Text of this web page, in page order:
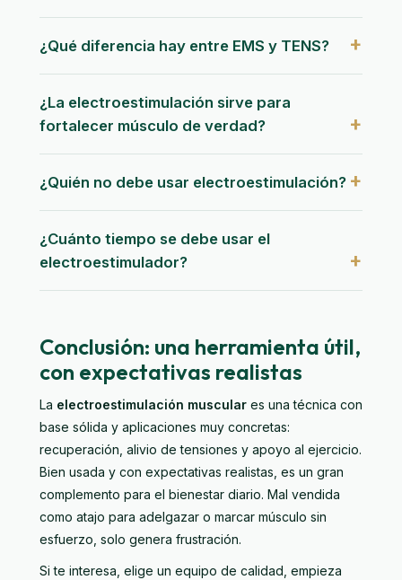
¿Qué diferencia hay entre EMS y TENS?
¿La electroestimulación sirve para
fortalecer músculo de verdad?
¿Quién no debe usar electroestimulación?
¿Cuánto tiempo se debe usar el
electroestimulador?
Conclusión: una herramienta útil,
con expectativas realistas
La electroestimulación muscular es una técnica con
base sólida y aplicaciones muy concretas:
recuperación, alivio de tensiones y apoyo al ejercicio.
Bien usada y con expectativas realistas, es un gran
complemento para el bienestar diario. Mal vendida
como atajo para adelgazar o marcar músculo sin
esfuerzo, solo genera frustración.
Si te interesa, elige un equipo de calidad, empieza